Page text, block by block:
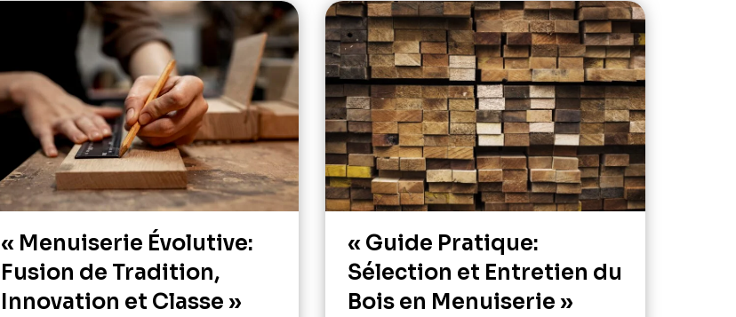
« Menuiserie Évolutive:
Fusion de Tradition,
Innovation et Classe »
« Guide Pratique:
Sélection et Entretien du
Bois en Menuiserie »